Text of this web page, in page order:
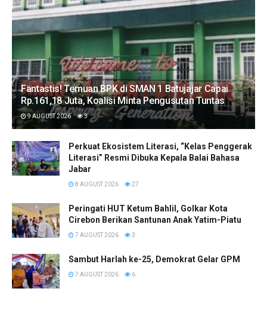
Fantastis! Temuan BPK di SMAN 1 Batujajar Capai
Rp.161,18 Juta, Koalisi Minta Pengusutan Tuntas
9 AUGUST 2026 3
Perkuat Ekosistem Literasi, “Kelas Penggerak
Literasi” Resmi Dibuka Kepala Balai Bahasa
Jabar
8 AUGUST 2026 27
Peringati HUT Ketum Bahlil, Golkar Kota
Cirebon Berikan Santunan Anak Yatim-Piatu
7 AUGUST 2026 3
Sambut Harlah ke-25, Demokrat Gelar GPM
7 AUGUST 2026 6